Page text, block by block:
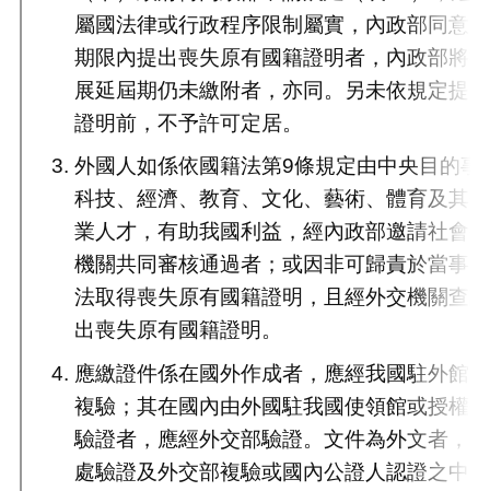
屬國法律或行政程序限制屬實，內政部同意
期限內提出喪失原有國籍證明者，內政部將
展延屆期仍未繳附者，亦同。另未依規定提
證明前，不予許可定居。
外國人如係依國籍法第9條規定由中央目的事
科技、經濟、教育、文化、藝術、體育及其
業人才，有助我國利益，經內政部邀請社會
機關共同審核通過者；或因非可歸責於當事
法取得喪失原有國籍證明，且經外交機關查
出喪失原有國籍證明。
應繳證件係在國外作成者，應經我國駐外館
複驗；其在國內由外國駐我國使領館或授權
驗證者，應經外交部驗證。文件為外文者，
處驗證及外交部複驗或國內公證人認證之中